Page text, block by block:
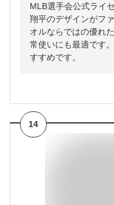
MLB選手会公式ライ
翔平のデザインがフ
オルならではの優れ
常使いにも最適です
すすめです。
14